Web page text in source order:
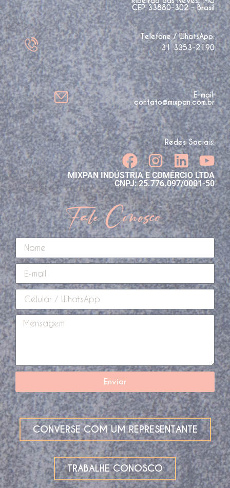
CEP 33880-302 - Brasil
Telefone / WhatsApp:
31 3353-2190
E-mail:
contato@mixpan.com.br
Redes Sociais:
MIXPAN INDÚSTRIA E COMÉRCIO LTDA
CNPJ: 25.776.097/0001-50
Fale Conosco
Enviar
CONVERSE COM UM REPRESENTANTE
TRABALHE CONOSCO